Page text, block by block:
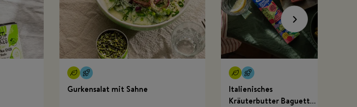
Gurkensalat mit Sahne
Italienisches
Kräuterbutter Baguette